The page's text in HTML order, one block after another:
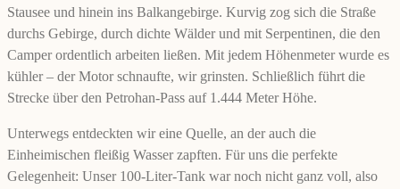
Stausee und hinein ins Balkangebirge. Kurvig zog sich die Straße
durchs Gebirge, durch dichte Wälder und mit Serpentinen, die den
Camper ordentlich arbeiten ließen. Mit jedem Höhenmeter wurde es
kühler – der Motor schnaufte, wir grinsten. Schließlich führt die
Strecke über den Petrohan-Pass auf 1.444 Meter Höhe.
Unterwegs entdeckten wir eine Quelle, an der auch die
Einheimischen fleißig Wasser zapften. Für uns die perfekte
Gelegenheit: Unser 100-Liter-Tank war noch nicht ganz voll, also